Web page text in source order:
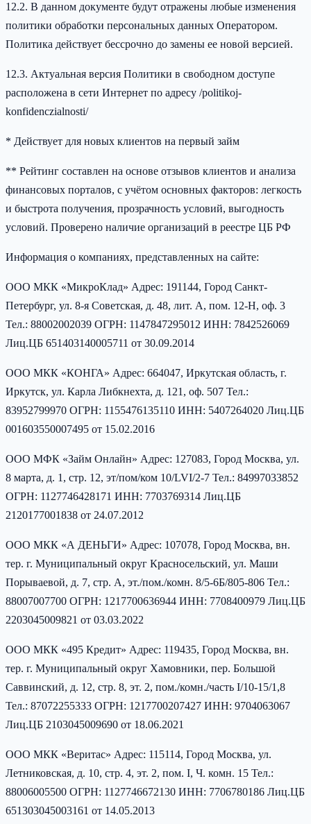
12.2. В данном документе будут отражены любые изменения
политики обработки персональных данных Оператором.
Политика действует бессрочно до замены ее новой версией.
12.3. Актуальная версия Политики в свободном доступе
расположена в сети Интернет по адресу /politikoj-
konfidenczialnosti/
* Действует для новых клиентов на первый займ
** Рейтинг составлен на основе отзывов клиентов и анализа
финансовых порталов, с учётом основных факторов: легкость
и быстрота получения, прозрачность условий, выгодность
условий. Проверено наличие организаций в реестре ЦБ РФ
Информация о компаниях, представленных на сайте:
ООО МКК «МикроКлад» Адрес: 191144, Город Санкт-
Петербург, ул. 8-я Советская, д. 48, лит. А, пом. 12-Н, оф. 3
Тел.: 88002002039 ОГРН: 1147847295012 ИНН: 7842526069
Лиц.ЦБ 651403140005711 от 30.09.2014
ООО МКК «КОНГА» Адрес: 664047, Иркутская область, г.
Иркутск, ул. Карла Либкнехта, д. 121, оф. 507 Тел.:
83952799970 ОГРН: 1155476135110 ИНН: 5407264020 Лиц.ЦБ
001603550007495 от 15.02.2016
ООО МФК «Займ Онлайн» Адрес: 127083, Город Москва, ул.
8 марта, д. 1, стр. 12, эт/пом/ком 10/LVI/2-7 Тел.: 84997033852
ОГРН: 1127746428171 ИНН: 7703769314 Лиц.ЦБ
2120177001838 от 24.07.2012
ООО МКК «А ДЕНЬГИ» Адрес: 107078, Город Москва, вн.
тер. г. Муниципальный округ Красносельский, ул. Маши
Порываевой, д. 7, стр. А, эт./пом./комн. 8/5-6Б/805-806 Тел.:
88007007700 ОГРН: 1217700636944 ИНН: 7708400979 Лиц.ЦБ
2203045009821 от 03.03.2022
ООО МКК «495 Кредит» Адрес: 119435, Город Москва, вн.
тер. г. Муниципальный округ Хамовники, пер. Большой
Саввинский, д. 12, стр. 8, эт. 2, пом./комн./часть I/10-15/1,8
Тел.: 87072255333 ОГРН: 1217700207427 ИНН: 9704063067
Лиц.ЦБ 2103045009690 от 18.06.2021
ООО МКК «Веритас» Адрес: 115114, Город Москва, ул.
Летниковская, д. 10, стр. 4, эт. 2, пом. I, Ч. комн. 15 Тел.:
88006005500 ОГРН: 1127746672130 ИНН: 7706780186 Лиц.ЦБ
651303045003161 от 14.05.2013